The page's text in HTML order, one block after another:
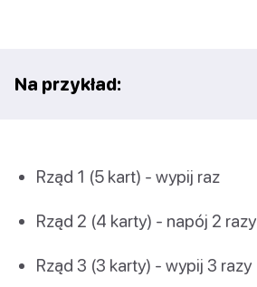
Na przykład:
Rząd 1 (5 kart) - wypij raz
Rząd 2 (4 karty) - napój 2 razy
Rząd 3 (3 karty) - wypij 3 razy